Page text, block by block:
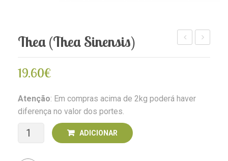
Thea (Thea Sinensis)
19.60€
Atenção: Em compras acima de 2kg poderá haver
diferença no valor dos portes.
Quantidade
ADICIONAR